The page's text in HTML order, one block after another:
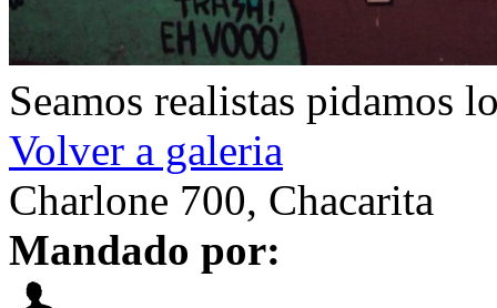
Seamos realistas pidamos
Volver a galeria
Charlone 700, Chacarita
Mandado por: